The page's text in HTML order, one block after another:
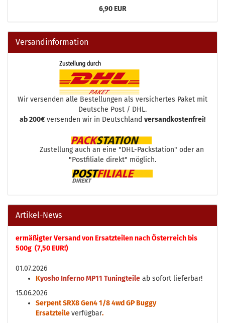
6,90 EUR
Versandinformation
Wir versenden alle Bestellungen als versichertes Paket mit
Deutsche Post / DHL.
ab 200€ versenden wir in Deutschland versandkostenfrei!
Zustellung auch an eine "DHL-Packstation" oder an
"Postfiliale direkt" möglich.
Artikel-News
ermäßigter Versand von Ersatzteilen nach Österreich bis
500g (7,50 EUR!)
01.07.2026
Kyosho Inferno MP11 Tuningteile ab sofort lieferbar!
15.06.2026
Serpent SRX8 Gen4 1/8 4wd GP Buggy
Ersatzteileverfügbar.